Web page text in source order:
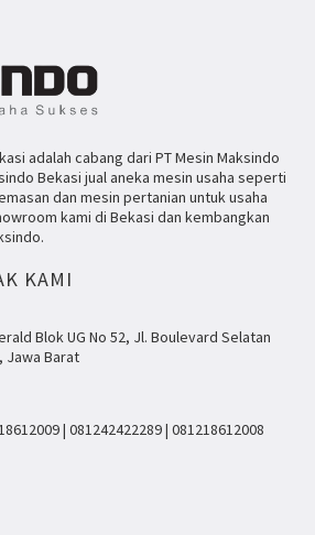
adalah cabang dari PT Mesin Maksindo
Bekasi jual aneka mesin usaha seperti
dan mesin pertanian untuk usaha
kami di Bekasi dan kembangkan
KAMI
Blok UG No 52, Jl. Boulevard Selatan
Jawa Barat
| 081242422289 | 081218612008